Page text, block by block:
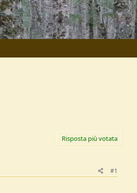
Risposta più votata
#1